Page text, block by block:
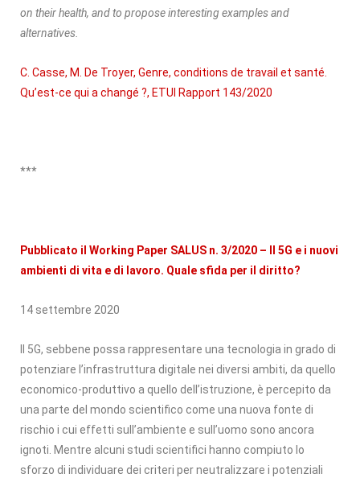
on their health, and to propose interesting examples and
alternatives.
C. Casse, M. De Troyer, Genre, conditions de travail et santé.
Qu’est-ce qui a changé ?, ETUI Rapport 143/2020
***
Pubblicato il Working Paper SALUS n. 3/2020 –
Il 5G e i nuovi
ambienti di vita e di lavoro. Quale sfida per il diritto?
14 settembre 2020
Il 5G, sebbene possa rappresentare una tecnologia in grado di
potenziare l’infrastruttura digitale nei diversi ambiti, da quello
economico-produttivo a quello dell’istruzione, è percepito da
una parte del mondo scientifico come una nuova fonte di
rischio i cui effetti sull’ambiente e sull’uomo sono ancora
ignoti. Mentre alcuni studi scientifici hanno compiuto lo
sforzo di individuare dei criteri per neutralizzare i potenziali